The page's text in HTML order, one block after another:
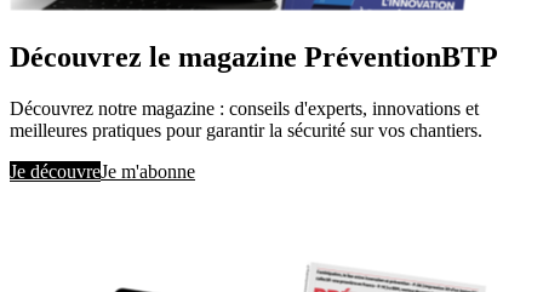
Découvrez le magazine PréventionBTP
Découvrez notre magazine : conseils d'experts, innovations et
meilleures pratiques pour garantir la sécurité sur vos chantiers.
Je découvreJe m'abonne